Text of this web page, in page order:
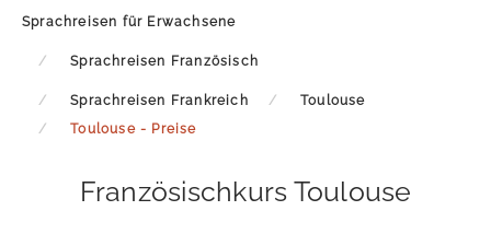
Sprachreisen für Erwachsene
Sprachreisen Französisch
Sprachreisen Frankreich
Toulouse
Toulouse - Preise
Französischkurs Toulouse